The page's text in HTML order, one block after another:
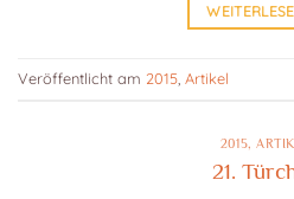
Veröffentlicht am 2015, Artikel
2015,
21.